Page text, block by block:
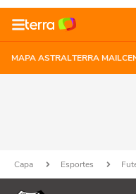
MAPA ASTRALTERRA MAIL
Capa Esportes